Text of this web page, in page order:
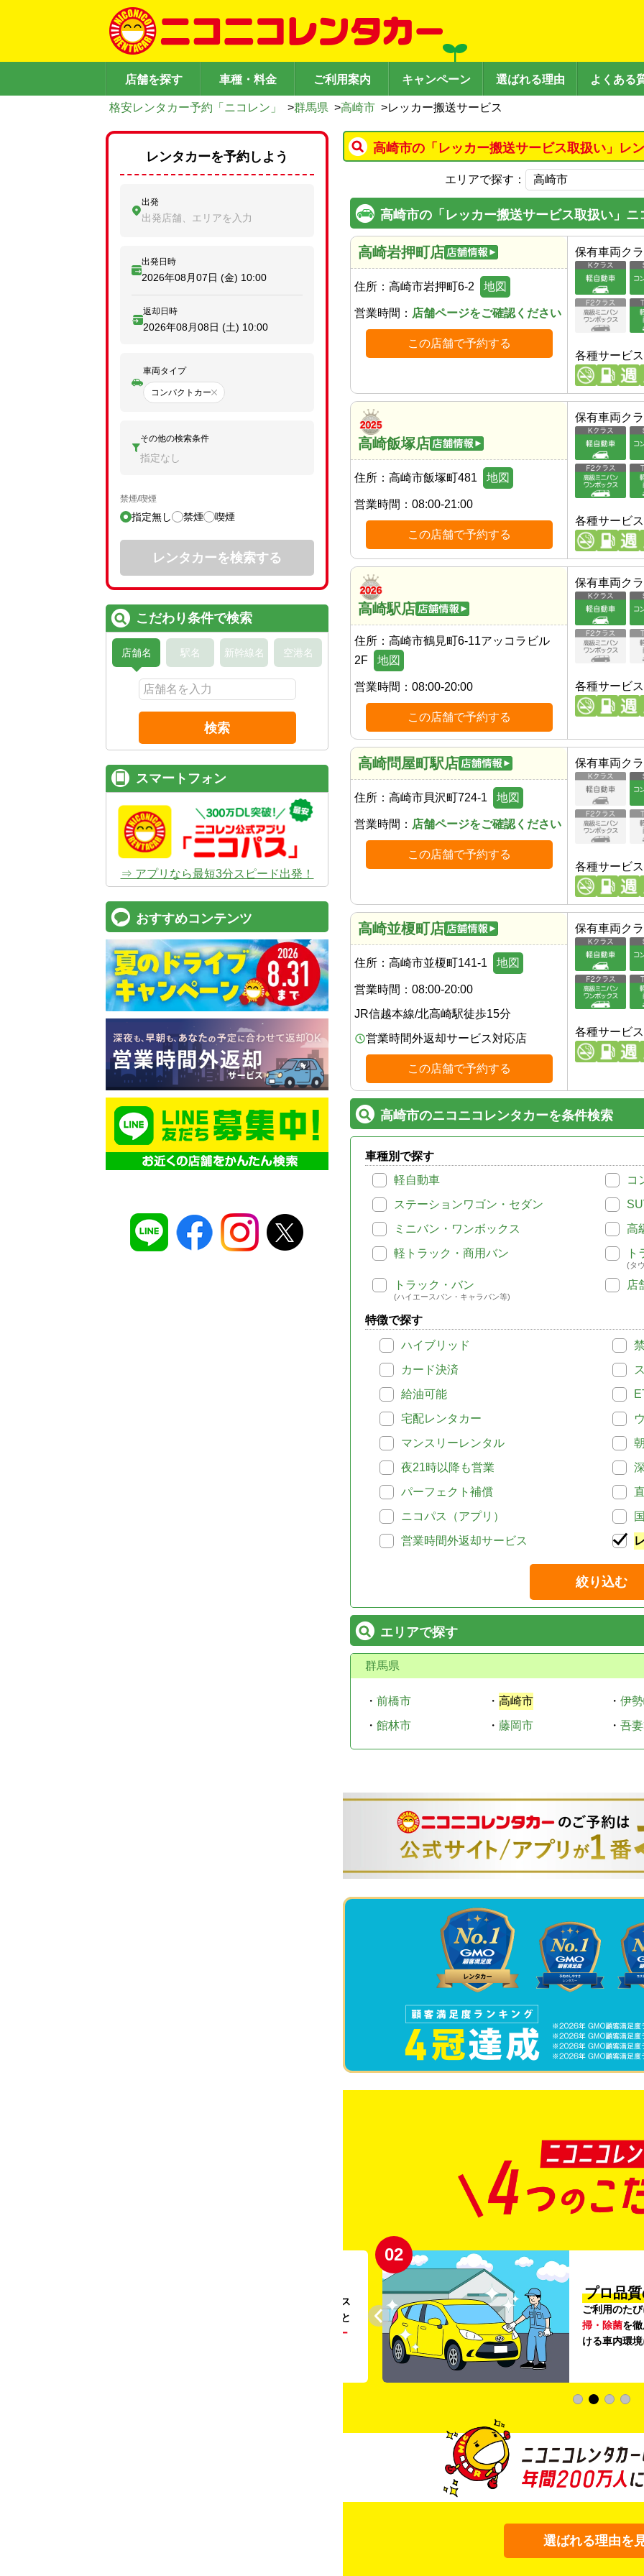
店舗を探す 車種・料金 ご利用案内 キャンペーン 選ばれる理由 よくある
格安レンタカー予約「ニコレン」 >群馬県 >高崎市 >レッカー搬送サービス
高崎市の「レッカー搬送サービス取扱い」レ
エリアで探す：
高崎市の「レッカー搬送サービス取扱い」
高崎岩押町店
住所： 高崎市岩押町6-2 地図
営業時間： 店舗ページをご確認ください
この店舗で予約する
保有車両ク
各種サービス
高崎飯塚店
住所： 高崎市飯塚町481 地図
営業時間： 08:00-21:00
この店舗で予約する
保有車両ク
各種サービス
高崎駅店
住所： 高崎市鶴見町6-11アッコラビル
2F
地図
営業時間： 08:00-20:00
この店舗で予約する
保有車両ク
各種サービス
高崎問屋町駅店
住所： 高崎市貝沢町724-1 地図
営業時間： 店舗ページをご確認ください
この店舗で予約する
保有車両ク
各種サービス
高崎並榎町店
住所： 高崎市並榎町141-1 地図
営業時間： 08:00-20:00
JR信越本線/北高崎駅徒歩15分
営業時間外返却サービス対応店
この店舗で予約する
保有車両ク
各種サービス
高崎市のニコニコレンタカーを条件検索
車種別で探す
軽自動車
コ
ステーションワゴン・セダン
ミニバン・ワンボックス
高
軽トラック・商用バン
ト
(タ
トラック・バン
(ハイエースバン・キャラバン等)
店
特徴で探す
ハイブリッド
カード決済
給油可能
宅配レンタカー
マンスリーレンタル
夜21時以降も営業
パーフェクト補償
ニコパス（アプリ）
営業時間外返却サービス
絞り込む
エリアで探す
群馬県
・ 前橋市 ・ 高崎市 ・ 伊
・ 館林市 ・ 藤岡市 ・ 吾
。ガソリンス
タンドや整備工場の既存インフラを活用すること
リー
02
プロ品
ご利用のた
掃・除菌を
ける車内環
選ばれる理由を
レンタカーを予約しよう
出発
出発店舗、エリアを入力
出発日時
2026年08月07日 (金) 10:00
返却日時
2026年08月08日 (土) 10:00
車両タイプ
コンパクトカー
その他の検索条件
指定なし
禁煙/喫煙
指定無し 禁煙 喫煙
レンタカーを検索する
こだわり条件で検索
店舗名 駅名 新幹線名 空港名
検索
スマートフォン
⇒ アプリなら最短3分スピード出発！
おすすめコンテンツ